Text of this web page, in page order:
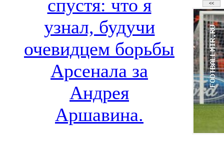
спустя: что я
узнал, будучи
очевидцем борьбы
Арсенала за
Андрея
Аршавина.